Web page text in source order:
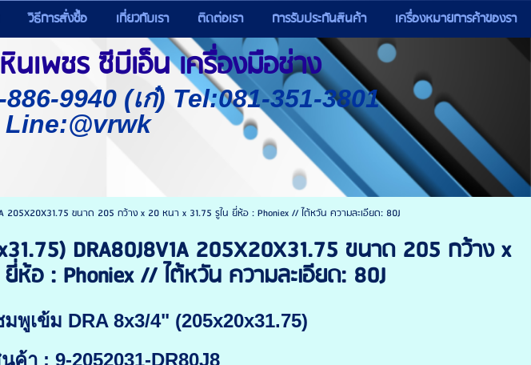
วิธีการสั่งซื้อ เกี่ยวกับเรา ติดต่อเรา การรับประกันสินค้า เครื่องหมายการค้าของรา
เพชร ซีบีเอ็น เครื่องมือช่าง
9940 (เก๋) Tel:081-351-3801
205X20X31.75 ขนาด 205 กว้าง x 20 หนา x 31.75 รูใน ยี่ห้อ : Phoniex // ไต้หวัน ความละเอียด: 80J
DRA80J8V1A 205X20X31.75 ขนาด 205 กว้าง x
ห้อ : Phoniex // ไต้หวัน ความละเอียด: 80J
พูเข้ม DRA 8x3/4" (205x20x31.75)
ค้า : 9-2052031-DR80J8